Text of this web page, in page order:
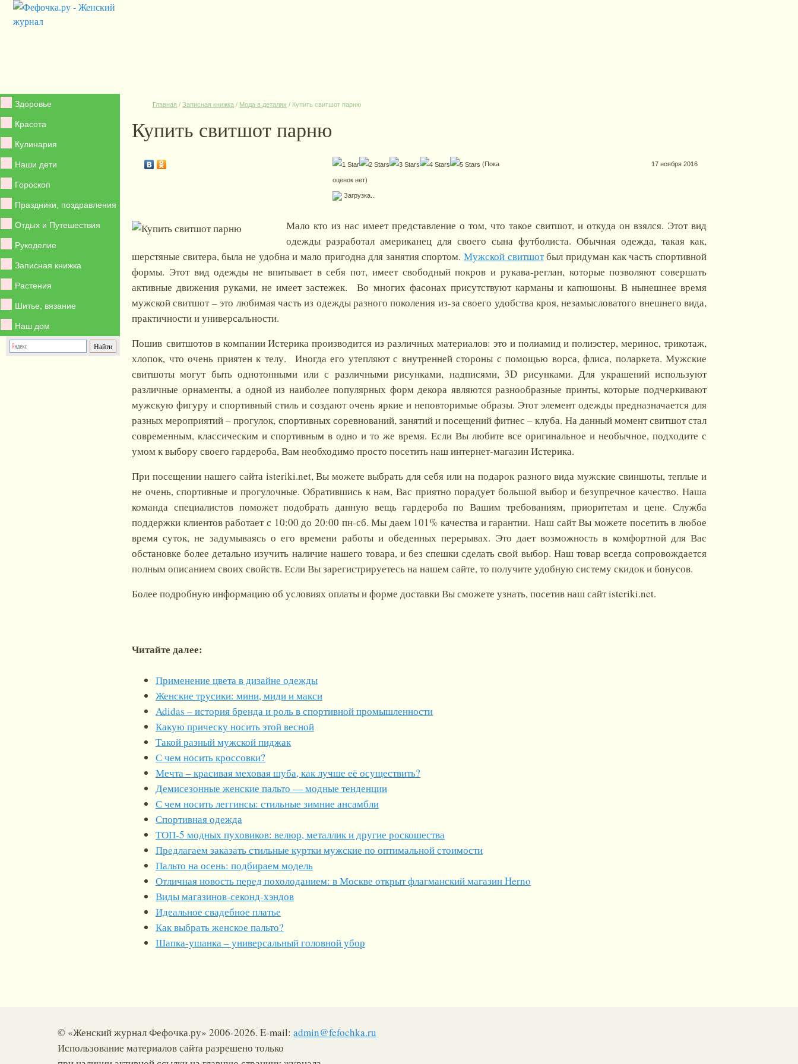
Здоровье
Красота
Кулинария
Наши дети
Гороскоп
Праздники, поздравления
Отдых и Путешествия
Рукоделие
Записная книжка
Растения
Шитье, вязание
Наш дом
Главная / Записная книжка / Мода в деталях / Купить свитшот парню
Купить свитшот парню
(Пока
оценок нет)
Загрузка...
17 ноября 2016
Мало кто из нас имеет представление о том, что такое свитшот, и откуда он взялся. Этот вид
одежды разработал американец для своего сына футболиста. Обычная одежда, такая как,
шерстяные свитера, была не удобна и мало пригодна для занятия спортом.Мужской свитшотбыл придуман как часть спортивной
формы. Этот вид одежды не впитывает в себя пот, имеет свободный покров и рукава-реглан, которые позволяют совершать
активные движения руками, не имеет застежек. Во многих фасонах присутствуют карманы и капюшоны. В нынешнее время
мужской свитшот – это любимая часть из одежды разного поколения из-за своего удобства кроя, незамысловатого внешнего вида,
практичности и универсальности.
Пошив свитшотов в компании Истерика производится из различных материалов: это и полиамид и полиэстер, меринос, трикотаж,
хлопок, что очень приятен к телу. Иногда его утепляют с внутренней стороны с помощью ворса, флиса, поларкета. Мужские
свитшоты могут быть однотонными или с различными рисунками, надписями, 3D рисунками. Для украшений используют
различные орнаменты, а одной из наиболее популярных форм декора являются разнообразные принты, которые подчеркивают
мужскую фигуру и спортивный стиль и создают очень яркие и неповторимые образы. Этот элемент одежды предназначается для
разных мероприятий – прогулок, спортивных соревнований, занятий и посещений фитнес – клуба. На данный момент свитшот стал
современным, классическим и спортивным в одно и то же время. Если Вы любите все оригинальное и необычное, подходите с
умом к выбору своего гардероба, Вам необходимо просто посетить наш интернет-магазин Истерика.
При посещении нашего сайта isteriki.net, Вы можете выбрать для себя или на подарок разного вида мужские свиншоты, теплые и
не очень, спортивные и прогулочные. Обратившись к нам, Вас приятно порадует большой выбор и безупречное качество. Наша
команда специалистов поможет подобрать данную вещь гардероба по Вашим требованиям, приоритетам и цене. Служба
поддержки клиентов работает с 10:00 до 20:00 пн-сб. Мы даем 101% качества и гарантии. Наш сайт Вы можете посетить в любое
время суток, не задумываясь о его времени работы и обеденных перерывах. Это дает возможность в комфортной для Вас
обстановке более детально изучить наличие нашего товара, и без спешки сделать свой выбор. Наш товар всегда сопровождается
полным описанием своих свойств. Если Вы зарегистрируетесь на нашем сайте, то получите удобную систему скидок и бонусов.
Более подробную информацию об условиях оплаты и форме доставки Вы сможете узнать, посетив наш сайт isteriki.net.
Читайте далее:
Применение цвета в дизайне одежды
Женские трусики: мини, миди и макси
Adidas – история бренда и роль в спортивной промышленности
Какую прическу носить этой весной
Такой разный мужской пиджак
С чем носить кроссовки?
Мечта – красивая меховая шуба, как лучше её осуществить?
Демисезонные женские пальто — модные тенденции
С чем носить леггинсы: стильные зимние ансамбли
Спортивная одежда
ТОП-5 модных пуховиков: велюр, металлик и другие роскошества
Предлагаем заказать стильные куртки мужские по оптимальной стоимости
Пальто на осень: подбираем модель
Отличная новость перед похолоданием: в Москве открыт флагманский магазин Herno
Виды магазинов-секонд-хэндов
Идеальное свадебное платье
Как выбрать женское пальто?
Шапка-ушанка – универсальный головной убор
© «Женский журнал Фефочка.ру» 2006-2026. E-mail: admin@fefochka.ru
Использование материалов сайта разрешено только